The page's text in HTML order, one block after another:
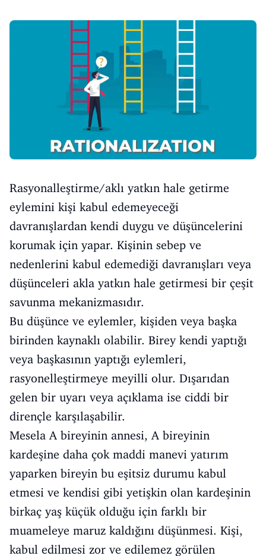
Rasyonalleştirme/aklı yatkın hale getirme
eylemini kişi kabul edemeyeceği
davranışlardan kendi duygu ve düşüncelerini
korumak için yapar. Kişinin sebep ve
nedenlerini kabul edemediği davranışları veya
düşünceleri akla yatkın hale getirmesi bir çeşit
savunma mekanizmasıdır.
Bu düşünce ve eylemler, kişiden veya başka
birinden kaynaklı olabilir. Birey kendi yaptığı
veya başkasının yaptığı eylemleri,
rasyonelleştirmeye meyilli olur. Dışarıdan
gelen bir uyarı veya açıklama ise ciddi bir
dirençle karşılaşabilir.
Mesela A bireyinin annesi, A bireyinin
kardeşine daha çok maddi manevi yatırım
yaparken bireyin bu eşitsiz durumu kabul
etmesi ve kendisi gibi yetişkin olan kardeşinin
birkaç yaş küçük olduğu için farklı bir
muameleye maruz kaldığını düşünmesi. Kişi,
kabul edilmesi zor ve edilemez görülen